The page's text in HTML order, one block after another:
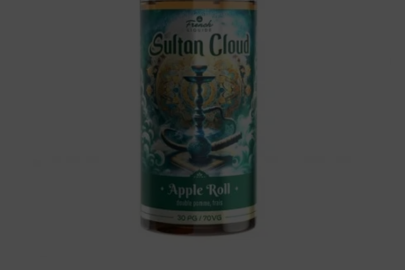
Arômes : double pomme, fraicheur. E-
liquide Sultan Cloud par LIPS Vape....